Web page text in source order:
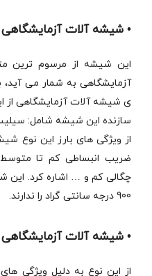
• شیشه آلات آزمایشگاهی
این شیشه از مرسوم ترین
آزمایشگاهی به شمار می
ی شیشه آلات آزمایشگاهی از
سازنده این شیشه شامل:
از ویژگی های بارز این نوع
ضریب انبساطی کم تا متوسط،
چگالی کم و … اشاره کرد. این
900 درجه سانتی گراد را ندارند.
• شیشه آلات آزمایشگاهی
از این نوع به دلیل ویژگی